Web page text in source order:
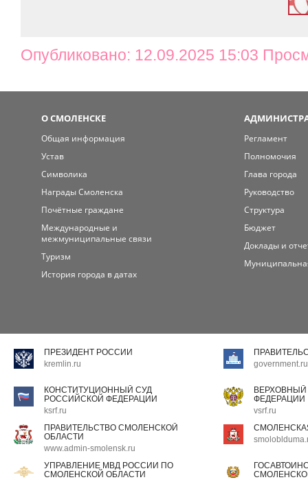
Опубликовано: 12.09.2025 15:03
О СМОЛЕНСКЕ
Общая информация
Устав
Символика
Награды Смоленска
Почётные граждане
Международные и
межмуниципальные связи
Туризм
История города в датах
Регламент
Полномочия
Глава города
Руководство
Структура
Бюджет
Доклады и
ПРЕЗИДЕНТ РОССИИ
kremlin.ru
government.ru
КОНСТИТУЦИОННЫЙ СУД
РОССИЙСКОЙ ФЕДЕРАЦИИ
ksrf.ru
ФЕДЕРАЦИИ
vsrf.ru
ПРАВИТЕЛЬСТВО СМОЛЕНСКОЙ
ОБЛАСТИ
www.admin-smolensk.ru
УПРАВЛЕНИЕ МВД РОССИИ ПО
СМОЛЕНСКОЙ ОБЛАСТИ